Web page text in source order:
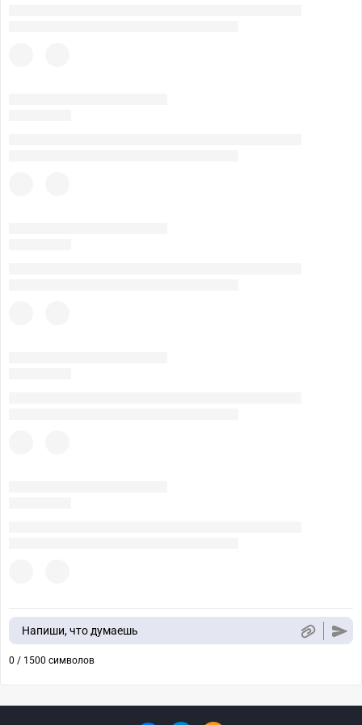
Напиши, что думаешь
0 / 1500 символов